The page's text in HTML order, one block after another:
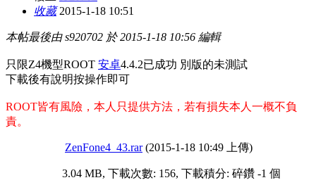
收藏2015-1-18 10:51
本帖最後由 s920702 於 2015-1-18 10:56 編輯
只限Z4機型ROOT 安卓4.4.2已成功 別版的未測試
下載後有說明按操作即可
ROOT皆有風險，本人只提供方法，若有損失本人一概不負
責。
ZenFone4_43.rar (2015-1-18 10:49 上傳)
3.04 MB, 下載次數: 156, 下載積分: 碎鑽 -1 個